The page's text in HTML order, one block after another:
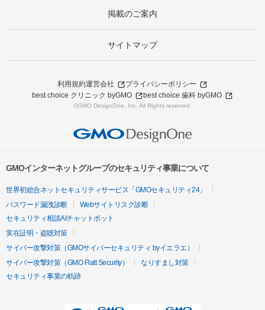
掲載のご案内
サイトマップ
利用規約運営会社
プライバシーポリシー
best choice クリニック byGMO
best choice 歯科 byGMO
©GMO DesignOne, Inc. All Rights reserved.
GMOインターネットグループのセキュリティ事業について
世界初総合ネットセキュリティサービス「GMOセキュリティ24」
パスワード漏洩診断
Webサイトリスク診断
セキュリティ相談AIチャットボット
実在証明・盗聴対策
サイバー攻撃対策（GMOサイバーセキュリティ byイエラエ）
サイバー攻撃対策（GMO Flatt Security）
なりすまし対策
セキュリティ事業の軌跡